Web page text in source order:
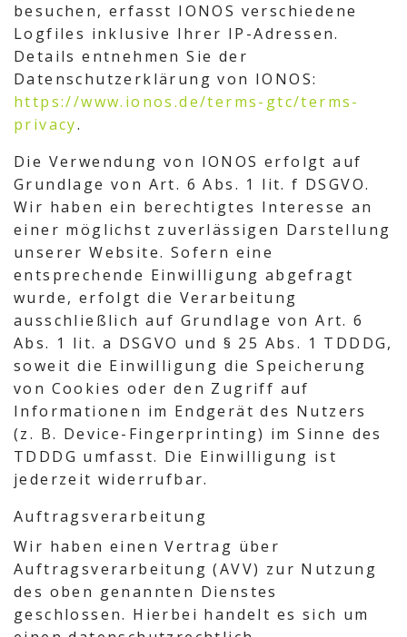
besuchen, erfasst IONOS verschiedene
Logfiles inklusive Ihrer IP-Adressen.
Details entnehmen Sie der
Datenschutzerklärung von IONOS:
https://www.ionos.de/terms-gtc/terms-
privacy.
Die Verwendung von IONOS erfolgt auf
Grundlage von Art. 6 Abs. 1 lit. f DSGVO.
Wir haben ein berechtigtes Interesse an
einer möglichst zuverlässigen Darstellung
unserer Website. Sofern eine
entsprechende Einwilligung abgefragt
wurde, erfolgt die Verarbeitung
ausschließlich auf Grundlage von Art. 6
Abs. 1 lit. a DSGVO und § 25 Abs. 1 TDDDG,
soweit die Einwilligung die Speicherung
von Cookies oder den Zugriff auf
Informationen im Endgerät des Nutzers
(z. B. Device-Fingerprinting) im Sinne des
TDDDG umfasst. Die Einwilligung ist
jederzeit widerrufbar.
Auftragsverarbeitung
Wir haben einen Vertrag über
Auftragsverarbeitung (AVV) zur Nutzung
des oben genannten Dienstes
geschlossen. Hierbei handelt es sich um